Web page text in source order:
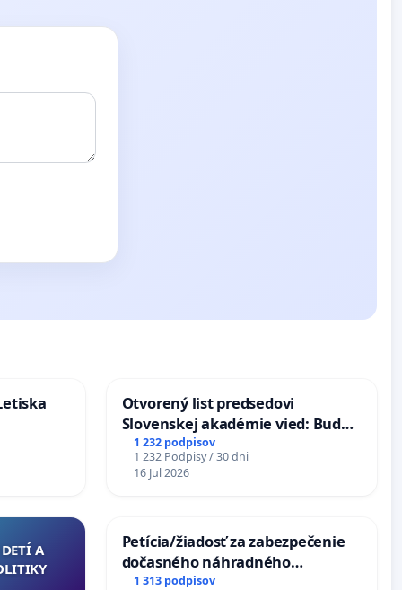
Otvorený list predsedovi
Slovenskej akadémie vied: Bude
mať Vízia Slovenska 2040 mravnú
chrbticu?
1 232 podpisov
1 232 Podpisy / 30 dni
16 Jul 2026
A
Petícia/žiadosť za zabezpečenie
dočasného náhradného
premostenia Váhu počas úplnej
1 313 podpisov